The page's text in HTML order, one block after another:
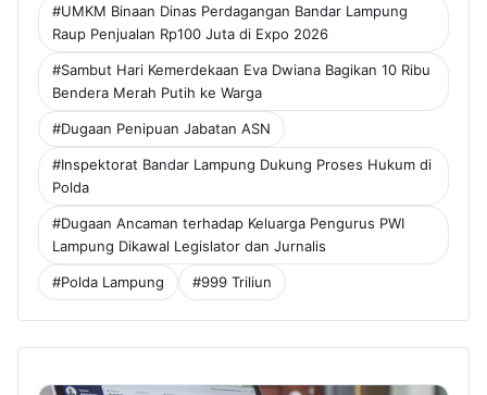
#UMKM Binaan Dinas Perdagangan Bandar Lampung
Raup Penjualan Rp100 Juta di Expo 2026
#Sambut Hari Kemerdekaan Eva Dwiana Bagikan 10 Ribu
Bendera Merah Putih ke Warga
#Dugaan Penipuan Jabatan ASN
#Inspektorat Bandar Lampung Dukung Proses Hukum di
Polda
#Dugaan Ancaman terhadap Keluarga Pengurus PWI
Lampung Dikawal Legislator dan Jurnalis
#Polda Lampung #999 Triliun